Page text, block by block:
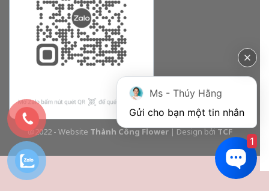
@2022 - Website Thành Công Flower| Design bởiTCF
Ms - Thúy Hằng
Gửi cho bạn một tin nhắn
1